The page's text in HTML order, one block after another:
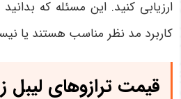
کاربرد مد نظر مناسب هستند یا
قیمت ترازوهای لیبل